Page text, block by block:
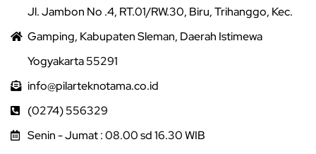
Jl. Jambon No .4, RT.01/RW.30, Biru, Trihanggo, Kec.
Gamping, Kabupaten Sleman, Daerah Istimewa
Yogyakarta 55291
info@pilarteknotama.co.id
(0274) 556329
Senin - Jumat : 08.00 sd 16.30 WIB